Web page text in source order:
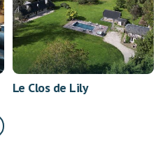
Le Clos de Lily